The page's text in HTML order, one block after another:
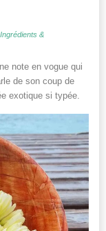
Ingrédients &
note en vogue qui
de son coup de
exotique si typée.